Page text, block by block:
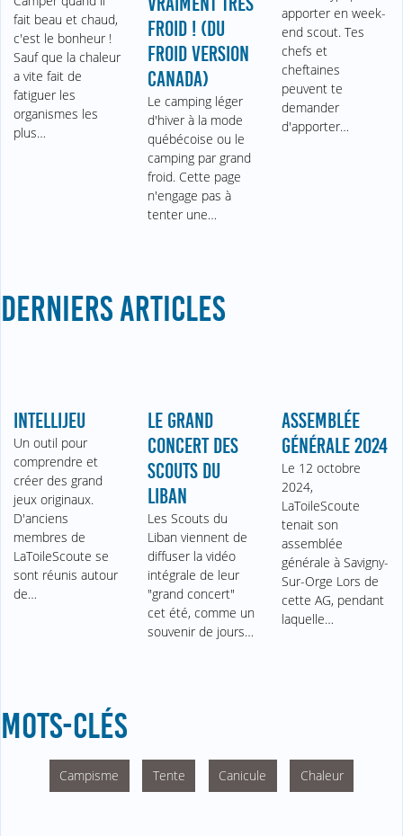
fait beau et chaud,
c'est le bonheur !
Sauf que la chaleur
a vite fait de
fatiguer les
organismes les
plus…
FROID ! (DU
FROID VERSION
CANADA)
Le camping léger
d'hiver à la mode
québécoise ou le
camping par grand
froid. Cette page
n'engage pas à
tenter une…
apporter en week-
end scout. Tes
chefs et
cheftaines
peuvent te
demander
d'apporter…
DERNIERS ARTICLES
INTELLIJEU
Un outil pour
comprendre et
créer des grand
jeux originaux.
D'anciens
membres de
LaToileScoute se
sont réunis autour
de…
LE GRAND
CONCERT DES
SCOUTS DU
LIBAN
Les Scouts du
Liban viennent de
diffuser la vidéo
intégrale de leur
"grand concert"
cet été, comme un
souvenir de jours…
ASSEMBLÉE
GÉNÉRALE 2024
Le 12 octobre
2024,
LaToileScoute
tenait son
assemblée
générale à Savigny-
Sur-Orge Lors de
cette AG, pendant
laquelle…
MOTS-CLÉS
Campisme Tente Canicule Chaleur